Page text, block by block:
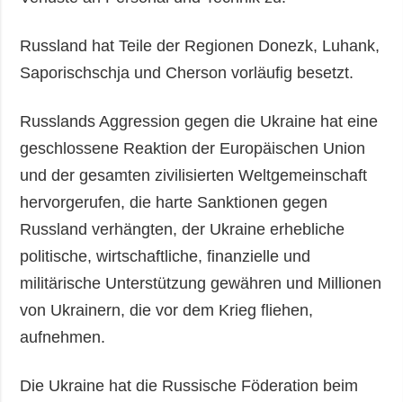
Russland hat Teile der Regionen Donezk, Luhank,
Saporischschja und Cherson vorläufig besetzt.
Russlands Aggression gegen die Ukraine hat eine
geschlossene Reaktion der Europäischen Union
und der gesamten zivilisierten Weltgemeinschaft
hervorgerufen, die harte Sanktionen gegen
Russland verhängten, der Ukraine erhebliche
politische, wirtschaftliche, finanzielle und
militärische Unterstützung gewähren und Millionen
von Ukrainern, die vor dem Krieg fliehen,
aufnehmen.
Die Ukraine hat die Russische Föderation beim